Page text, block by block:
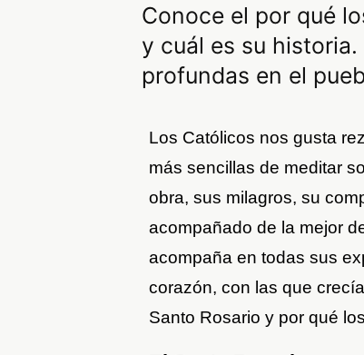
Conoce el por qué
y cuál es su
profundas en el
Los Católicos nos gusta
más sencillas de meditar
obra, sus milagros, su
acompañado de la mejor
acompaña en todas sus
corazón, con las que
Santo Rosario y por qué